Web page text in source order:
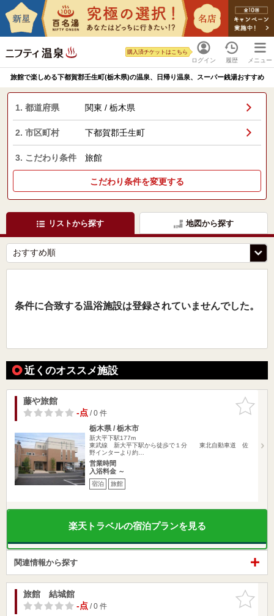
ログイン
購入済チケットはこちら
履歴 メニュー
旅館で楽しめる下都賀郡壬生町(栃木県)の温泉、日帰り温泉、スーパー銭湯おすすめ
1. 都道府県 関東 / 栃木県
2. 市区町村 下都賀郡壬生町
3. こだわり条件 旅館
こだわり条件を変更する
リストから探す 地図から探す
条件に合致する温浴施設は登録されていませんでした。
近くのオススメ施設
お気に入
りに追加
藤や旅館
-点/ 0 件
栃木県 / 栃木市
新大平下駅177m
東武線 新大平下駅から徒歩で１分 東北自動車道 佐
野インターより約…
営業時間
入浴料金 ～
宿泊 旅館
楽天トラベルの宿泊プランを見る
関連情報から探す
お気に入
りに追加
旅館 結城館
-点/ 0 件